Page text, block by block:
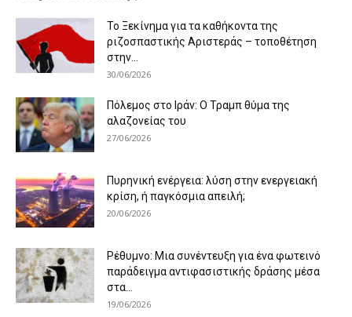
Το Ξεκίνημα για τα καθήκοντα της
ριζοσπαστικής Αριστεράς – τοποθέτηση
στην...
30/06/2026
Πόλεμος στο Ιράν: Ο Τραμπ θύμα της
αλαζονείας του
27/06/2026
Πυρηνική ενέργεια: λύση στην ενεργειακή
κρίση, ή παγκόσμια απειλή;
20/06/2026
Ρέθυμνο: Μια συνέντευξη για ένα φωτεινό
παράδειγμα αντιφασιστικής δράσης μέσα
στα...
19/06/2026